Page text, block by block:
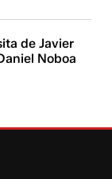
de Javier
Noboa